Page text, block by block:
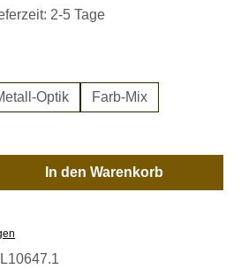
2-5 Tage
Optik
Farb-Mix
Gib den gewünschten
In den Warenkorb